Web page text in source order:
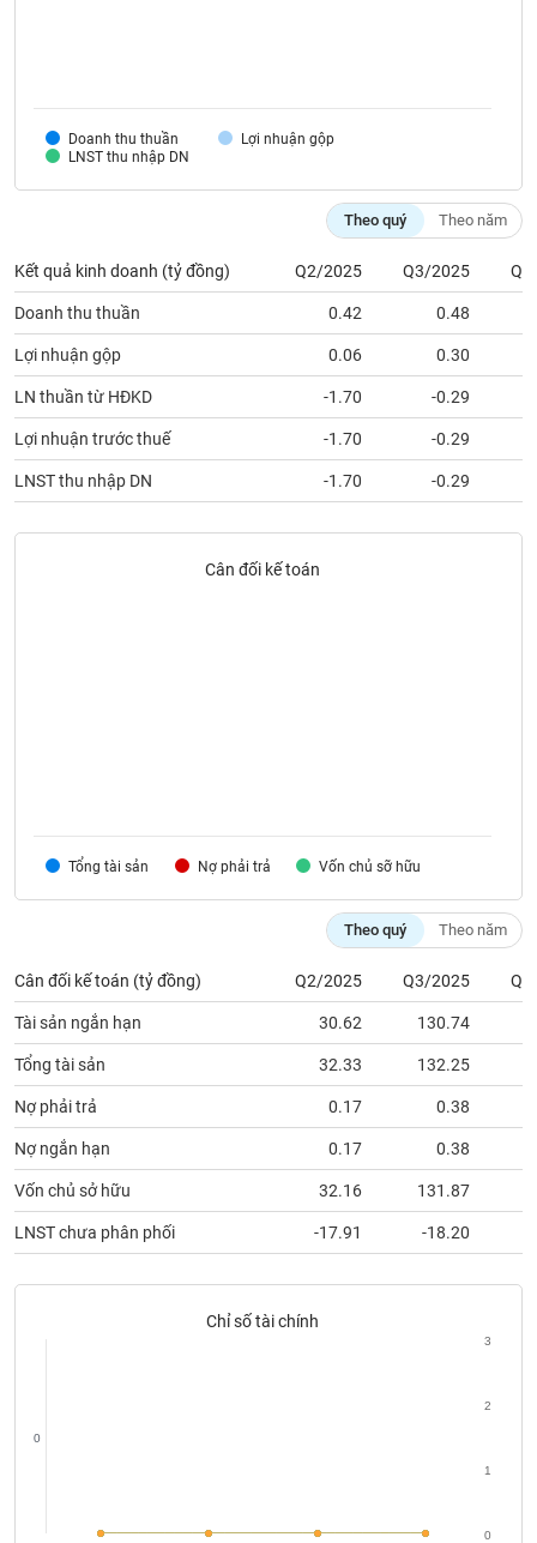
Doanh thu thuần
Lợi nhuận gộp
LNST thu nhập DN
Theo quý Theo năm
Kết quả kinh doanh (tỷ đồng) Q2/2025 Q3/2025
Doanh thu thuần 0.42 0.48
Lợi nhuận gộp 0.06 0.30
LN thuần từ HĐKD -1.70 -0.29
Lợi nhuận trước thuế -1.70 -0.29
LNST thu nhập DN -1.70 -0.29
Cân đối kế toán
Tổng tài sản Nợ phải trả Vốn chủ sỡ hữu
Theo quý Theo năm
Cân đối kế toán (tỷ đồng) Q2/2025 Q3/2025
Tài sản ngắn hạn 30.62 130.74
Tổng tài sản 32.33 132.25
Nợ phải trả 0.17 0.38
Nợ ngắn hạn 0.17 0.38
Vốn chủ sở hữu 32.16 131.87
LNST chưa phân phối -17.91 -18.20
Chỉ số tài chính
0
0
1
2
3
CÔNG
NGHỆ
THÔNG
TIN
BẤT
Mã
chứng
khoán
(-)
Tất cả Cổ phiếu Chỉ số Chứng chỉ quỹ Chứng
Lãnh
đạo
(-)
Tất cả Người nội bộ Người liên quan Cổ đông lớn
của